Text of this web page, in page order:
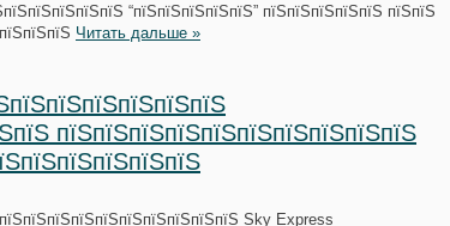
“пїЅпїЅпїЅпїЅпїЅ” пїЅпїЅпїЅпїЅпїЅ пїЅпїЅ
Читать дальше »
пїЅпїЅпїЅпїЅпїЅпїЅпїЅпїЅпїЅпїЅ
Sky Express